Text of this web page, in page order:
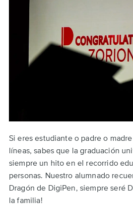
Si eres estudiante o padre o
líneas, sabes que la graduación
siempre un hito en el recorrido
personas. Nuestro alumnado
Dragón de DigiPen, siempre seré
la familia!